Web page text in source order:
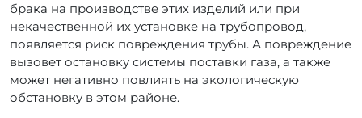
брака на производстве этих изделий или при
некачественной их установке на трубопровод,
появляется риск повреждения трубы. А повреждение
вызовет остановку системы поставки газа, а также
может негативно повлиять на экологическую
обстановку в этом районе.